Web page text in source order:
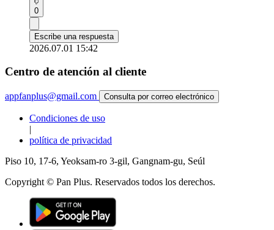
0
Escribe una respuesta
2026.07.01 15:42
Centro de atención al cliente
appfanplus@gmail.com Consulta por correo electrónico
Condiciones de uso
|
política de privacidad
Piso 10, 17-6, Yeoksam-ro 3-gil, Gangnam-gu, Seúl
Copyright © Pan Plus. Reservados todos los derechos.